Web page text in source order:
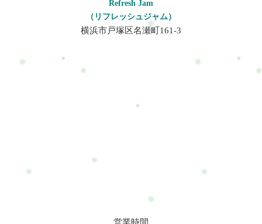
内容全て手技による施術で指や肘で痛気持ちいい程良い圧で筋
肉をゆるめカラダをケアしていきます。ストレッチが好きな人
こなっていきます。無理のない施術を行っていきます。服装
は？できるだけ楽な格好でうけましょう。厚手のものでなくで
ジ、薄手の服装がいいでしょう。※こちらでも上下の着替えを
ださいね今は必要ないけど、今後利用するかもって考えのあな
たブックマーク登録やLINE登録をお勧めします(^^)住所：横浜
Refresh Jam
（リフレッシュジャム）
横浜市戸塚区名瀬町161-3